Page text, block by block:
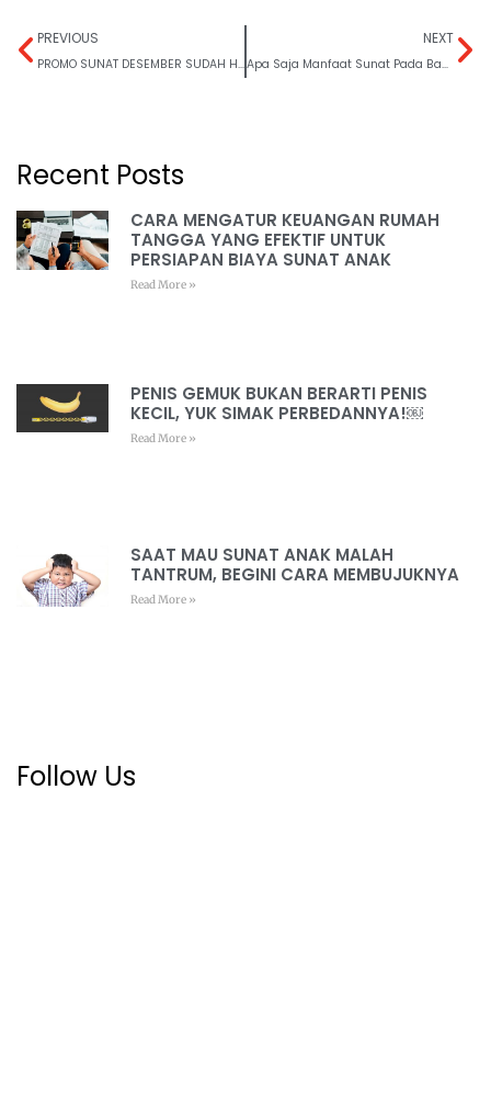
PREVIOUS
PROMO SUNAT DESEMBER SUDAH HADIR! 🎉
NEXT
Apa Saja Manfaat Sunat Pada Bayi?
Recent Posts
CARA MENGATUR KEUANGAN RUMAH
TANGGA YANG EFEKTIF UNTUK
PERSIAPAN BIAYA SUNAT ANAK
Read More »
PENIS GEMUK BUKAN BERARTI PENIS
KECIL, YUK SIMAK PERBEDANNYA!￼
Read More »
SAAT MAU SUNAT ANAK MALAH
TANTRUM, BEGINI CARA MEMBUJUKNYA
Read More »
Follow Us